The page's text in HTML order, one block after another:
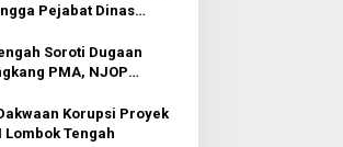
Pejabat Dinas
Soroti Dugaan
PMA, NJOP
Korupsi Proyek
Lombok Tengah